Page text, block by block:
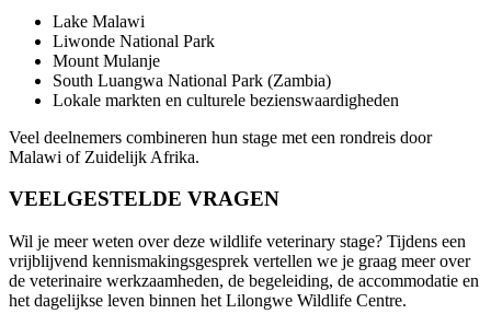
Lake Malawi
Liwonde National Park
Mount Mulanje
South Luangwa National Park (Zambia)
Lokale markten en culturele bezienswaardigheden
Veel deelnemers combineren hun stage met een rondreis door
Malawi of Zuidelijk Afrika.
VEELGESTELDE VRAGEN
Wil je meer weten over deze wildlife veterinary stage? Tijdens een
vrijblijvend kennismakingsgesprek vertellen we je graag meer over
de veterinaire werkzaamheden, de begeleiding, de accommodatie en
het dagelijkse leven binnen het Lilongwe Wildlife Centre.